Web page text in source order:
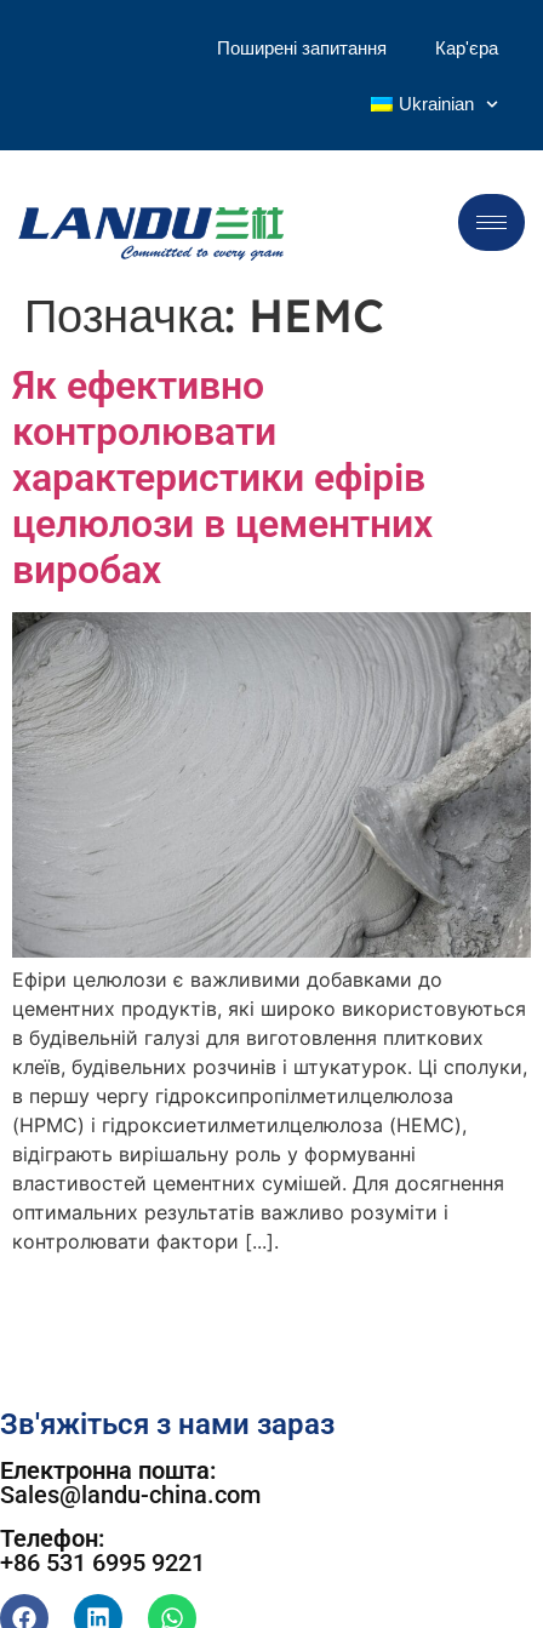
Поширені запитання Кар'єра
Ukrainian
Позначка: HEMC
Як ефективно
контролювати
характеристики ефірів
целюлози в цементних
виробах
Ефіри целюлози є важливими добавками до
цементних продуктів, які широко використовуються
в будівельній галузі для виготовлення плиткових
клеїв, будівельних розчинів і штукатурок. Ці сполуки,
в першу чергу гідроксипропілметилцелюлоза
(HPMC) і гідроксиетилметилцелюлоза (HEMC),
відіграють вирішальну роль у формуванні
властивостей цементних сумішей. Для досягнення
оптимальних результатів важливо розуміти і
контролювати фактори [...].
Зв'яжіться з нами зараз
Електронна пошта:
Sales@landu-china.com
Телефон:
+86 531 6995 9221